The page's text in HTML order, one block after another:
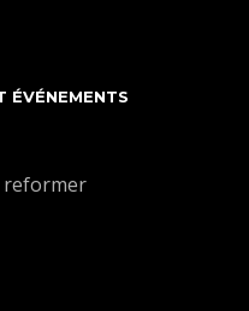
ÉVÉNEMENTS
reformer